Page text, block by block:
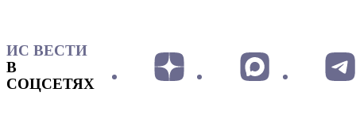
ИС ВЕСТИ
В
СОЦСЕТЯХ